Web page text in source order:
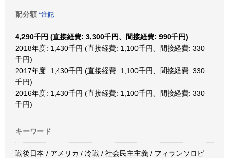
配分額 *注記
4,290千円 (直接経費: 3,300千円、間接経費: 990千円)
2018年度: 1,430千円 (直接経費: 1,100千円、間接経費: 330
千円)
2017年度: 1,430千円 (直接経費: 1,100千円、間接経費: 330
千円)
2016年度: 1,430千円 (直接経費: 1,100千円、間接経費: 330
千円)
キーワード
戦後日本 / アメリカ / 冷戦 / 社会民主主義 / フィランソロピ